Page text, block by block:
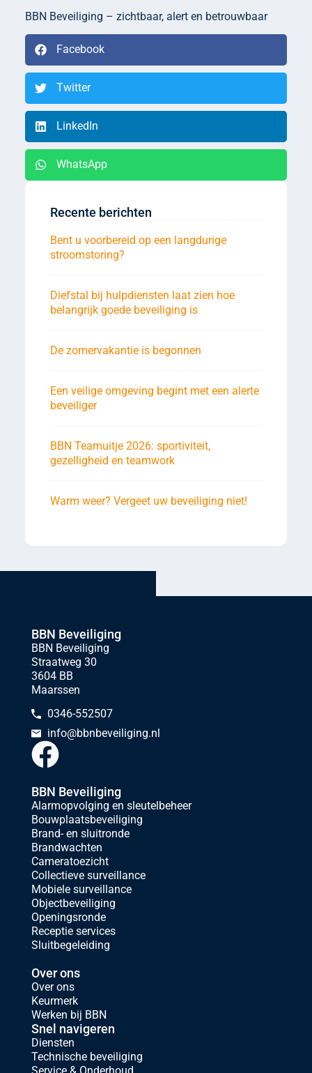
BBN Beveiliging – zichtbaar, alert en betrouwbaar
Facebook
Twitter
LinkedIn
WhatsApp
Recente berichten
Bent u voorbereid op een langdurige
stroomstoring?
Diefstal bij hulpdiensten laat zien hoe
belangrijk goede beveiliging is
De zomervakantie is begonnen
Een veilige omgeving begint met een alerte
beveiliger
BBN Teamuitje 2026: sportiviteit,
gezelligheid en teamwork
Warm weer? Vergeet uw beveiliging niet!
BBN Beveiliging
BBN Beveiliging
Straatweg 30
3604 BB
Maarssen
0346-552507
info@bbnbeveiliging.nl
BBN Beveiliging
Alarmopvolging en sleutelbeheer
Bouwplaatsbeveiliging
Brand- en sluitronde
Brandwachten
Cameratoezicht
Collectieve surveillance
Mobiele surveillance
Objectbeveiliging
Openingsronde
Receptie services
Sluitbegeleiding
Over ons
Over ons
Keurmerk
Werken bij BBN
Snel navigeren
Diensten
Technische beveiliging